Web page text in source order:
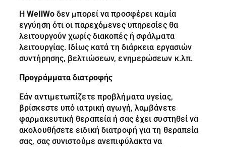
ΗWellWoδεν μπορεί να προσφέρει καμία
εγγύηση ότι οι παρεχόμενες υπηρεσίες θα
λειτουργούν χωρίς διακοπές ή σφάλματα
λειτουργίας. Ιδίως κατά τη διάρκεια εργασιών
συντήρησης, βελτιώσεων, ενημερώσεων κ.λπ.
Προγράμματα διατροφής
Εάν αντιμετωπίζετε προβλήματα υγείας,
βρίσκεστε υπό ιατρική αγωγή, λαμβάνετε
φαρμακευτική θεραπεία ή σας έχει συστηθεί να
ακολουθήσετε ειδική διατροφή για τη θεραπεία
σας, σας συνιστούμε ανεπιφύλακτα να